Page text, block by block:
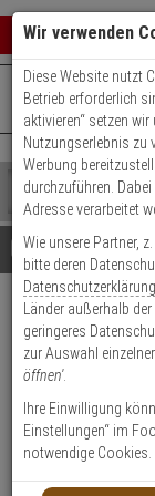
Shop
durchsuchen
Bitte
geben
Sie
mindestens
Zeichen
ein,
um
Suche
Es
wurde
noch
Kategorien
Suche
gestartet
+49 (0)821 899
Details
Satel
Hauptteil
Produktmerkmale
Datenblatt
Wir verwenden
Diese Website nutzt
Betrieb erforderlich
aktivieren“ setzen
Nutzungserlebnis zu
Werbung
durchzuführen.
Adresse verarbeitet
Wie unsere Partner, z.
bitte deren
Datenschutzerklärung
Länder außerhalb
geringeres
zur Auswahl
öffnen'.
Ihre Einwilligung
Einstellungen“ im
notwendige Cookies.